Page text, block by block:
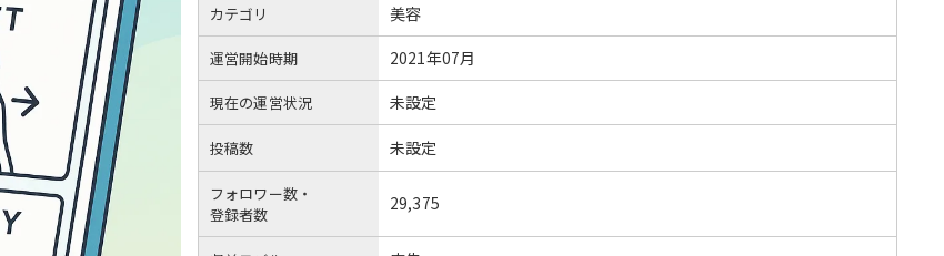
カテゴリ 美容
運営開始時期 2021年07月
現在の運営状況 未設定
投稿数 未設定
フォロワー数・
登録者数
29,375